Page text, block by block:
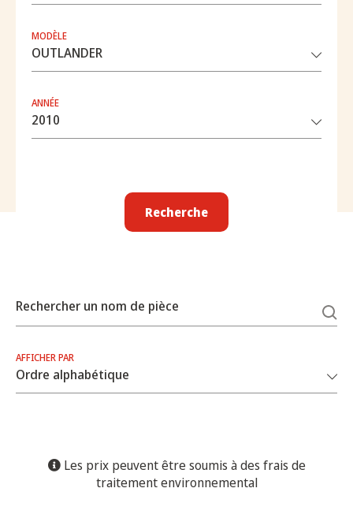
MODÈLE
ANNÉE
Recherche
Rechercher un nom de pièce
AFFICHER PAR
Les prix peuvent être soumis à des frais de
traitement environnemental